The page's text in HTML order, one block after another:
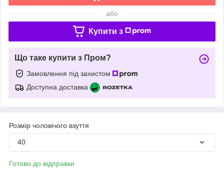
або
Купити з
Що таке купити з Пром?
Замовлення під захистом
Доступна доставка
Розмір чоловічого взуття
40
Готово до відправки